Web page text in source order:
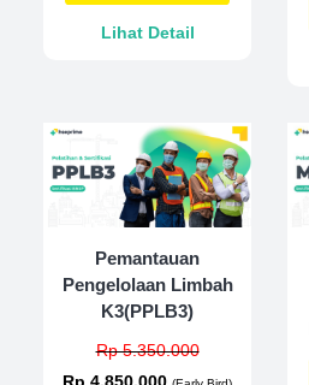
Lihat Detail
Pemantauan
Pengelolaan Limbah
K3(PPLB3)
Rp 5.350.000